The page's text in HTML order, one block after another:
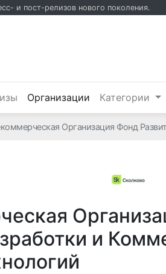
и пост-релизов нового поколения.
Организации (текущий)
Категории
Организация Фонд
и